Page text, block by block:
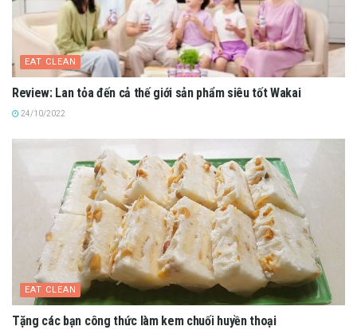
EAT CLEAN
Review: Lan tỏa đến cả thế giới sản phẩm siêu tốt Wakai
24/10/2022
EAT CLEAN
Tặng các bạn công thức làm kem chuối huyền thoại